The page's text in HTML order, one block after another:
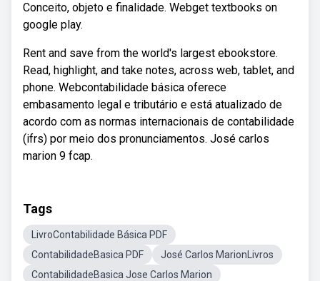
Conceito, objeto e finalidade. Webget textbooks on
google play.
Rent and save from the world's largest ebookstore.
Read, highlight, and take notes, across web, tablet, and
phone. Webcontabilidade básica oferece
embasamento legal e tributário e está atualizado de
acordo com as normas internacionais de contabilidade
(ifrs) por meio dos pronunciamentos. José carlos
marion 9 fcap.
Tags
LivroContabilidade Básica PDF
ContabilidadeBasica PDF
José Carlos MarionLivros
ContabilidadeBasica Jose Carlos Marion